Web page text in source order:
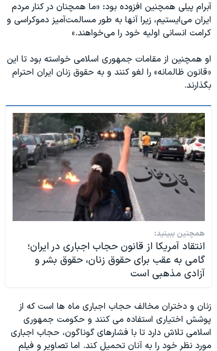
آبرام پیلی همچنین افزوده بود: «ما همچنان در کنار مردم
ایران می‌ایستیم، زیرا آنها به طور مسالمت‌آمیز دموکراسی و
کرامت انسانی اولیه خود را می‌خواهند.»
او همچنین از مقامات جمهوری اسلامی خواسته بود تا این
«قانون ظالمانه» را لغو کنند و به حقوق زنان ایران احترام
بگذارند.
همچنین ببینید:
انتقاد آمریکا از قانون حجاب اجباری در ایران؛
گامی به عقب برای حقوق زنان، حقوق بشر و
آزادی مذهبی است
زنان و دختران مخالف حجاب اجباری ماه ها است که از
پوشش اختیاری استفاده می کنند و حکومت جمهوری
اسلامی تلاش دارد تا با فشارهای گوناگون، حجاب اجباری
مورد نظر خود را به آنان تحمیل کند. اما تصاویر و فیلم